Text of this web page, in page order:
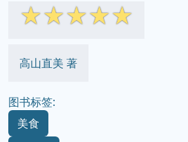
☆☆☆☆☆
高山直美 著
图书标签:
美食